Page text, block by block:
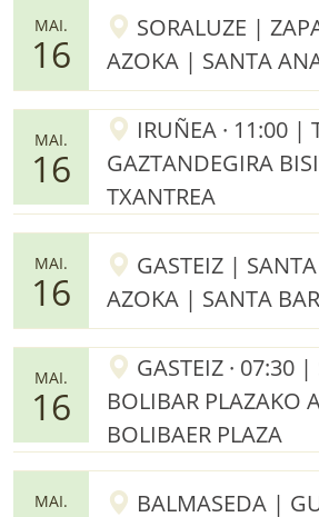
MAI.
16
SORALUZE |
AZOKA | SANTA
MAI.
16
IRUÑEA · 11:00 |
GAZTANDEGIRA
TXANTREA
MAI.
16
GASTEIZ |
AZOKA | SANTA
MAI.
16
GASTEIZ · 07:30
BOLIBAR PLAZAKO
BOLIBAER PLAZA
MAI.
BALMASEDA |